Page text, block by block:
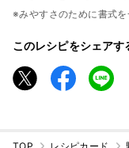
※みやすさのために書式を
このレシピをシェアす